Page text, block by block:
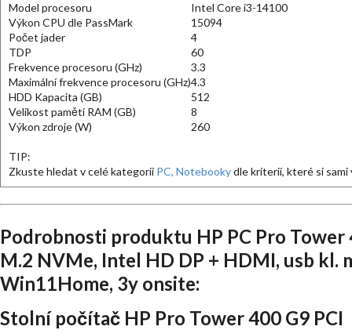
Model procesoru
Intel Core i3-14100
Výkon CPU dle PassMark
15094
Počet jader
4
TDP
60
Frekvence procesoru (GHz)
3.3
Maximální frekvence procesoru (GHz)4.3
HDD Kapacita (GB)
512
Velikost paměti RAM (GB)
8
Výkon zdroje (W)
260
TIP:
Zkuste hledat v celé kategorii PC, Notebookydle kriterií, které si
Podrobnosti produktu HP PC Pro Tower
M.2 NVMe, Intel HD DP + HDMI, usb kl.
Win11Home, 3y onsite:
Stolní počítač HP Pro Tower 400 G9 PCI